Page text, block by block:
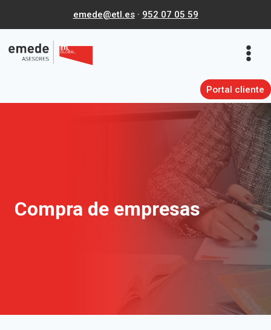
al
contenido
emede@etl.es· 952 07 05 59
Portal cliente
Compra de empresas